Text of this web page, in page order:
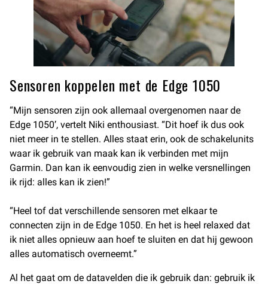
Sensoren koppelen met de Edge 1050
“Mijn sensoren zijn ook allemaal overgenomen naar de
Edge 1050’, vertelt Niki enthousiast. “Dit hoef ik dus ook
niet meer in te stellen. Alles staat erin, ook de schakelunits
waar ik gebruik van maak kan ik verbinden met mijn
Garmin. Dan kan ik eenvoudig zien in welke versnellingen
ik rijd: alles kan ik zien!”
“Heel tof dat verschillende sensoren met elkaar te
connecten zijn in de Edge 1050. En het is heel relaxed dat
ik niet alles opnieuw aan hoef te sluiten en dat hij gewoon
alles automatisch overneemt.”
Al het gaat om de datavelden die ik gebruik dan: gebruik ik